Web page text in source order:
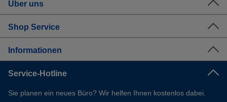
Über uns
Shop Service
Informationen
Service-Hotline
Sie planen ein neues Büro? Wir helfen Ihnen kostenlos dabei.